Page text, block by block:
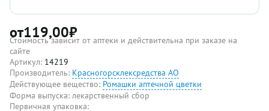
от119,00₽
Стоимость зависит от аптеки и действительна при заказе на
сайте
Артикул: 14219
Производитель: Красногорсклексредства АО
Действующее вещество: Ромашки аптечной цветки
Форма выпуска: лекарственный сбор
Первичная упаковка: